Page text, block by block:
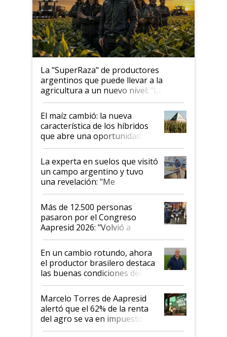
La "SuperRaza" de productores
argentinos que puede llevar a la
agricultura a un nuevo nivel: "Las
posibilidades de crecimiento son
infinitas"
El maíz cambió: la nueva
característica de los híbridos
que abre una oportunidad en
el lote
La experta en suelos que visitó
un campo argentino y tuvo
una revelación: "Me
impresionó mucho"
Más de 12.500 personas
pasaron por el Congreso
Aapresid 2026: "Volvió a
demostrar que hablar del
suelo es hablar de todo el
sistema productivo"
En un cambio rotundo, ahora
el productor brasilero destaca
las buenas condiciones del
agro argentino para invertir:
"Los veo más motivados"
Marcelo Torres de Aapresid
alertó que el 62% de la renta
del agro se va en impuestos:
"No es bueno que en